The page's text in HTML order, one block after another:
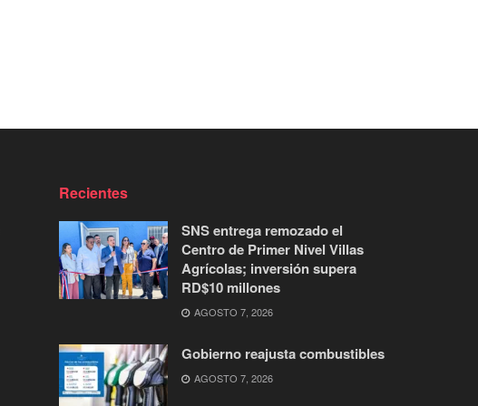
Recientes
SNS entrega remozado el
Centro de Primer Nivel Villas
Agrícolas; inversión supera
RD$10 millones
AGOSTO 7, 2026
Gobierno reajusta combustibles
AGOSTO 7, 2026